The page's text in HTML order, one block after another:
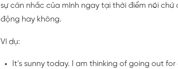
sự cân nhắc của mình ngay tại thời điểm nói chứ
động hay không.
Ví dụ:
It’s sunny today. I am thinking of going out for